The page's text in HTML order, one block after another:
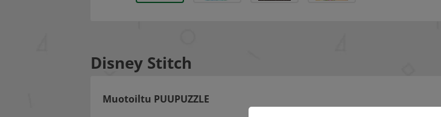
Disney Stitch
Muotoiltu PUUPUZZLE